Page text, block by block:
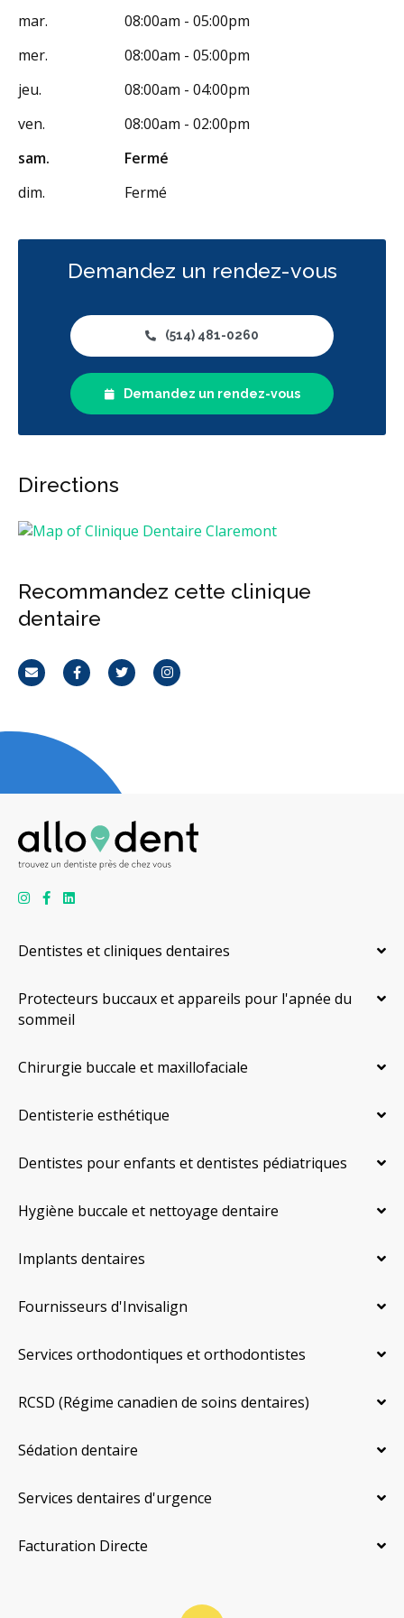
mar.
08:00am - 05:00pm
mer.
08:00am - 05:00pm
jeu.
08:00am - 04:00pm
ven.
08:00am - 02:00pm
sam.
Fermé
dim.
Fermé
Demandez un rendez-vous
(514) 481-0260
Demandez un rendez-vous
Directions
Recommandez cette clinique
dentaire
CourrielFacebookTwitterInstagram
Dentistes et cliniques dentaires
Protecteurs buccaux et appareils pour l'apnée du
sommeil
Chirurgie buccale et maxillofaciale
Dentisterie esthétique
Dentistes pour enfants et dentistes pédiatriques
Hygiène buccale et nettoyage dentaire
Implants dentaires
Fournisseurs d'Invisalign
Services orthodontiques et orthodontistes
RCSD (Régime canadien de soins dentaires)
Sédation dentaire
Services dentaires d'urgence
Facturation Directe